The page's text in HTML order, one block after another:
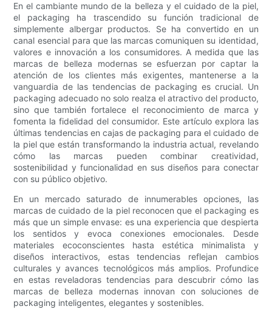
En el cambiante mundo de la belleza y el cuidado de la piel,
el packaging ha trascendido su función tradicional de
simplemente albergar productos. Se ha convertido en un
canal esencial para que las marcas comuniquen su identidad,
valores e innovación a los consumidores. A medida que las
marcas de belleza modernas se esfuerzan por captar la
atención de los clientes más exigentes, mantenerse a la
vanguardia de las tendencias de packaging es crucial. Un
packaging adecuado no solo realza el atractivo del producto,
sino que también fortalece el reconocimiento de marca y
fomenta la fidelidad del consumidor. Este artículo explora las
últimas tendencias en cajas de packaging para el cuidado de
la piel que están transformando la industria actual, revelando
cómo las marcas pueden combinar creatividad,
sostenibilidad y funcionalidad en sus diseños para conectar
con su público objetivo.
En un mercado saturado de innumerables opciones, las
marcas de cuidado de la piel reconocen que el packaging es
más que un simple envase: es una experiencia que despierta
los sentidos y evoca conexiones emocionales. Desde
materiales ecoconscientes hasta estética minimalista y
diseños interactivos, estas tendencias reflejan cambios
culturales y avances tecnológicos más amplios. Profundice
en estas reveladoras tendencias para descubrir cómo las
marcas de belleza modernas innovan con soluciones de
packaging inteligentes, elegantes y sostenibles.